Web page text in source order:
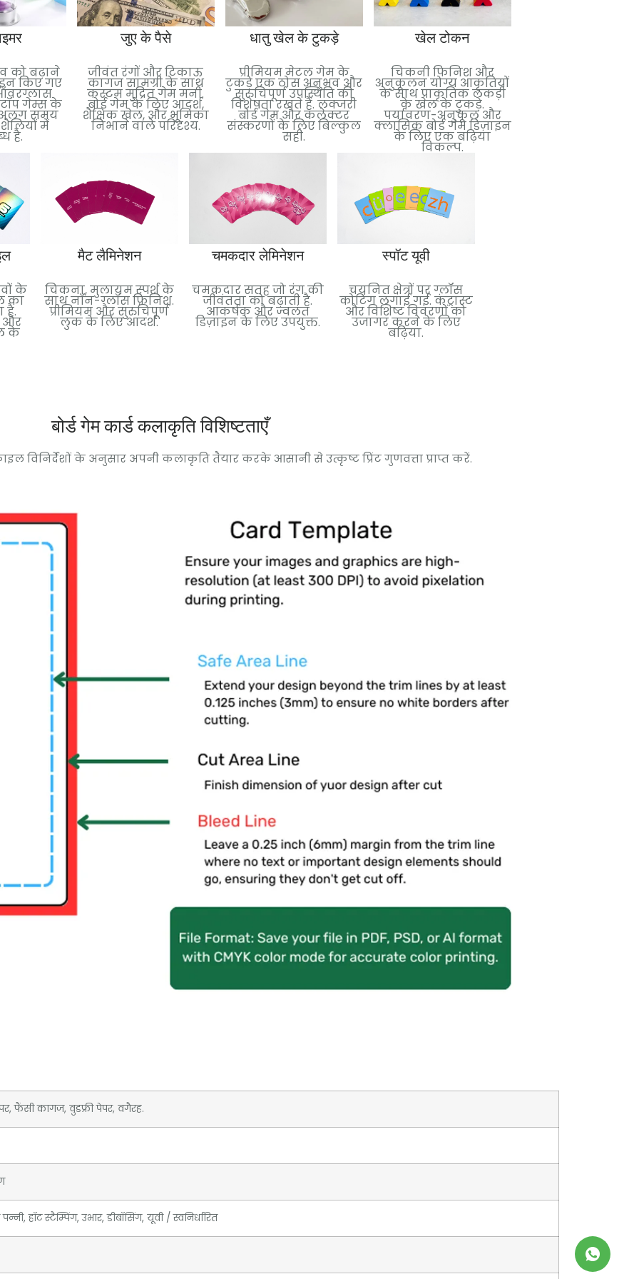
को बढ़ाने
किए गए
गेम्स के
समय
में
है.
जुए के पैसे
जीवंत रंगों और टिकाऊ
कागज सामग्री के साथ
कस्टम मुद्रित गेम मनी.
बोर्ड गेम के लिए आदर्श,
शैक्षिक खेल, और भूमिका
निभाने वाले परिदृश्य.
धातु खेल के टुकड़े
प्रीमियम मेटल गेम के
टुकड़े एक ठोस अनुभव और
सुरुचिपूर्ण उपस्थिति की
विशेषता रखते हैं. लक्जरी
बोर्ड गेम और कलेक्टर
संस्करणों के लिए बिल्कुल
सही.
खेल टोकन
चिकनी फिनिश और
अनुकूलन योग्य आकृतियों
के साथ प्राकृतिक लकड़ी
के खेल के टुकड़े.
पर्यावरण-अनुकूल और
क्लासिक बोर्ड गेम डिज़ाइन
के लिए एक बढ़िया
विकल्प.
के
का
है.
और
के
मैट लैमिनेशन
चिकना, मुलायम स्पर्श के
साथ नॉन-ग्लॉस फ़िनिश.
प्रीमियम और सुरुचिपूर्ण
लुक के लिए आदर्श.
चमकदार लेमिनेशन
चमकदार सतह जो रंग की
जीवंतता को बढ़ाती है.
आकर्षक और ज्वलंत
डिज़ाइन के लिए उपयुक्त.
स्पॉट यूवी
चयनित क्षेत्रों पर ग्लॉस
कोटिंग लगाई गई. कंट्रास्ट
और विशिष्ट विवरणों को
उजागर करने के लिए
बढ़िया.
बोर्ड गेम कार्ड कलाकृति विशिष्टताएँ
विनिर्देशों के अनुसार अपनी कलाकृति तैयार करके आसानी से उत्कृष्ट प्रिंट गुणवत्ता प्राप्त करें.
फैंसी कागज, वुडफ्री पेपर, वगैरह.
हॉट स्टैम्पिंग, उभार, डीबॉसिंग, यूवी / स्वनिर्धारित